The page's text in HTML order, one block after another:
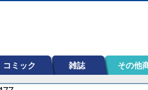
コミック 雑誌 その他